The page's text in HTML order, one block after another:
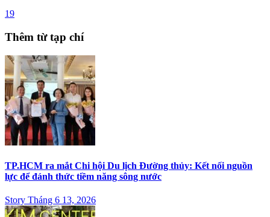
19
Thêm từ tạp chí
TP.HCM ra mắt Chi hội Du lịch Đường thủy: Kết nối nguồn
lực để đánh thức tiềm năng sông nước
Story Tháng 6 13, 2026